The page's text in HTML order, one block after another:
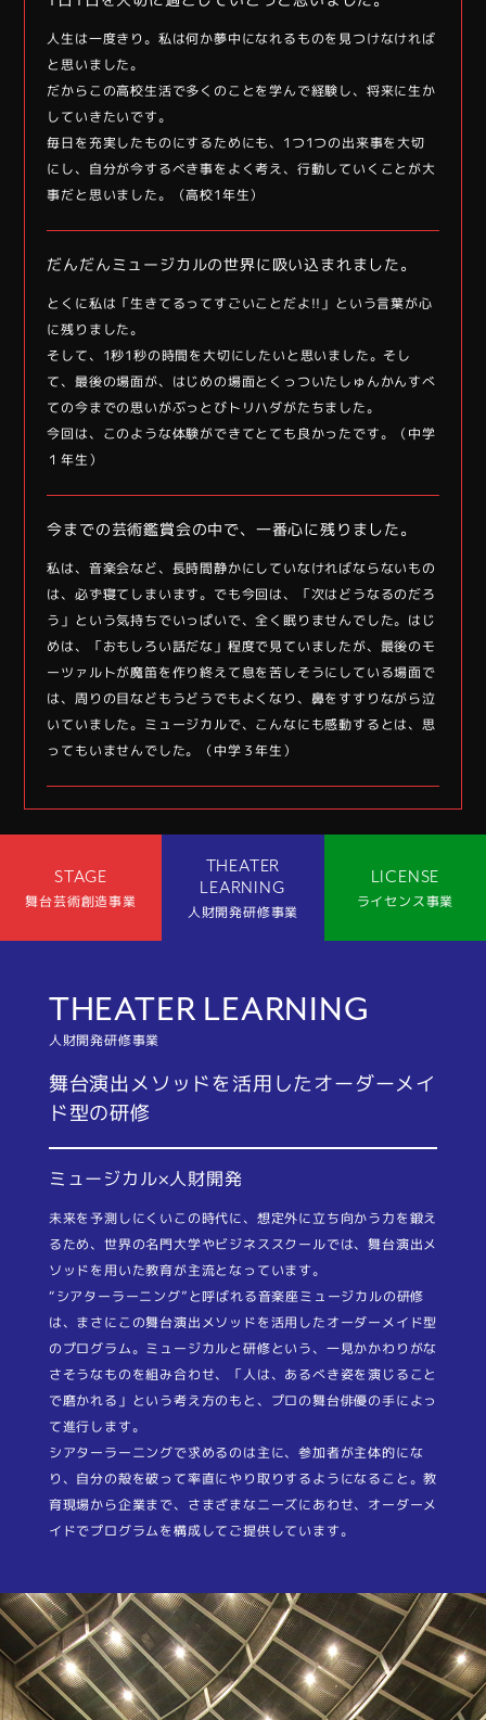
人生は一度きり。私は何か夢中になれるものを見つけなければ
と思いました。
だからこの高校生活で多くのことを学んで経験し、将来に生か
していきたいです。
毎日を充実したものにするためにも、1つ1つの出来事を大切
にし、自分が今するべき事をよく考え、行動していくことが大
事だと思いました。（高校1年生）
だんだんミュージカルの世界に吸い込まれました。
とくに私は「生きてるってすごいことだよ!!」という言葉が心
に残りました。
そして、1秒1秒の時間を大切にしたいと思いました。そし
て、最後の場面が、はじめの場面とくっついたしゅんかんすべ
ての今までの思いがぶっとびトリハダがたちました。
今回は、このような体験ができてとても良かったです。（中学
１年生）
今までの芸術鑑賞会の中で、一番心に残りました。
私は、音楽会など、長時間静かにしていなければならないもの
は、必ず寝てしまいます。でも今回は、「次はどうなるのだろ
う」という気持ちでいっぱいで、全く眠りませんでした。はじ
めは、「おもしろい話だな」程度で見ていましたが、最後のモ
ーツァルトが魔笛を作り終えて息を苦しそうにしている場面で
は、周りの目などもうどうでもよくなり、鼻をすすりながら泣
いていました。ミュージカルで、こんなにも感動するとは、思
ってもいませんでした。（中学３年生）
STAGE
舞台芸術創造事業
THEATER
LEARNING
人財開発研修事業
LICENSE
ライセンス事業
THEATER LEARNING
人財開発研修事業
舞台演出メソッドを活⽤したオーダーメイ
ド型の研修
ミュージカル×⼈財開発
未来を予測しにくいこの時代に、想定外に⽴ち向かう⼒を鍛え
るため、世界の名⾨⼤学やビジネススクールでは、舞台演出メ
ソッドを⽤いた教育が主流となっています。
“シアターラーニング”と呼ばれる⾳楽座ミュージカルの研修
は、まさにこの舞台演出メソッドを活⽤したオーダーメイド型
のプログラム。ミュージカルと研修という、⼀⾒かかわりがな
さそうなものを組み合わせ、「⼈は、あるべき姿を演じること
で磨かれる」という考え⽅のもと、プロの舞台俳優の⼿によっ
て進⾏します。
シアターラーニングで求めるのは主に、参加者が主体的にな
り、⾃分の殻を破って率直にやり取りするようになること。教
育現場から企業まで、さまざまなニーズにあわせ、オーダーメ
イドでプログラムを構成してご提供しています。